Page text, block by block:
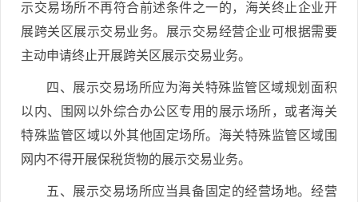
示交易场所不再符合前述条件之一的，海关终止企业开
展跨关区展示交易业务。展示交易经营企业可根据需要
主动申请终止开展跨关区展示交易业务。
四、展示交易场所应为海关特殊监管区域规划面积
以内、围网以外综合办公区专用的展示场所，或者海关
特殊监管区域以外其他固定场所。海关特殊监管区域围
网内不得开展保税货物的展示交易业务。
五、展示交易场所应当具备固定的经营场地。经营